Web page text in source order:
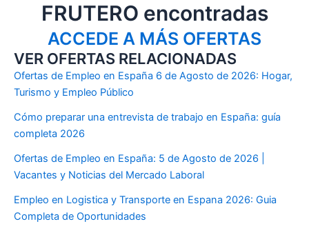
FRUTERO encontradas
ACCEDE A MÁS OFERTAS
VER OFERTAS RELACIONADAS
Ofertas de Empleo en España 6 de Agosto de 2026: Hogar,
Turismo y Empleo Público
Cómo preparar una entrevista de trabajo en España: guía
completa 2026
Ofertas de Empleo en España: 5 de Agosto de 2026 |
Vacantes y Noticias del Mercado Laboral
Empleo en Logistica y Transporte en Espana 2026: Guia
Completa de Oportunidades